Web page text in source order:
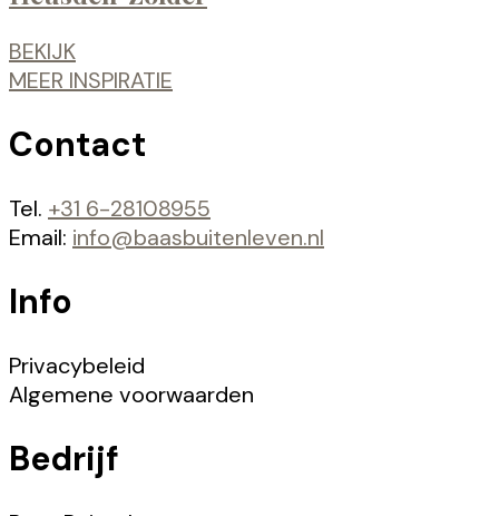
BEKIJK
MEER INSPIRATIE
Contact
Tel. +31 6-28108955
Email: info@baasbuitenleven.nl
Info
Privacybeleid
Algemene voorwaarden
Bedrijf